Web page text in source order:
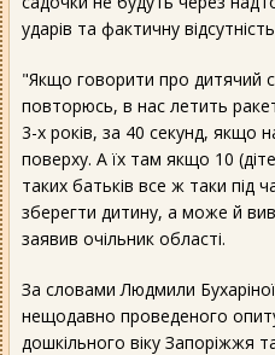
ударів та фактичну
"Якщо говорити про дитячий
повторюсь, в нас летить
3-х років, за 40 секунд, якщо
поверху. А їх там якщо 10
таких батьків все ж таки під
зберегти дитину, а може й
заявив очільник області.
За словами Людмили
нещодавно проведеного
дошкільного віку Запоріжжя